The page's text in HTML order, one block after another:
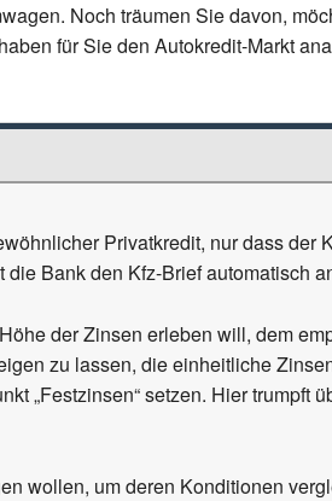
Noch träumen Sie davon,
für Sie den Autokredit-Markt
Privatkredit, nur dass
Bank den Kfz-Brief automatisch
der Zinsen erleben will, dem
zu lassen, die einheitliche
„Festzinsen“ setzen. Hier trumpft
wollen, um deren Konditionen